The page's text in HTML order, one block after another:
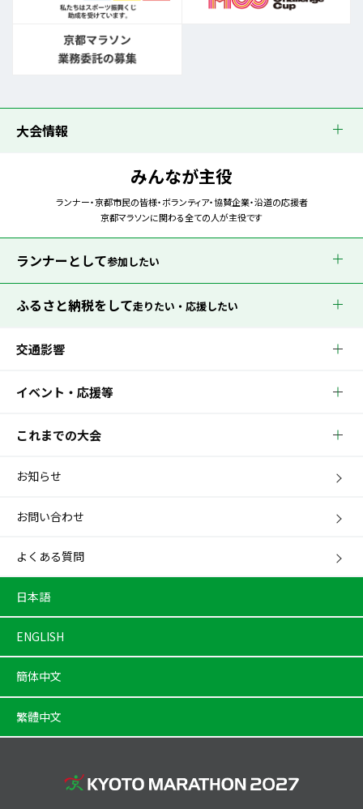
大会情報
みんなが主役
ランナー・京都市民の皆様・ボランティア・協賛企業・沿道の応援者
京都マラソンに関わる全ての人が主役です
ランナーとして参加したい
ふるさと納税をして走りたい・応援したい
交通影響
イベント・応援等
これまでの大会
お知らせ
お問い合わせ
よくある質問
日本語
ENGLISH
簡体中文
繁體中文